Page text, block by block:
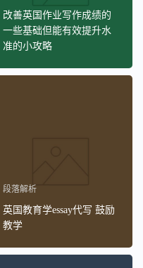
改善英国作业写作成绩的
一些基础但能有效提升水
准的小攻略
段落解析
英国教育学essay代写 鼓励
教学